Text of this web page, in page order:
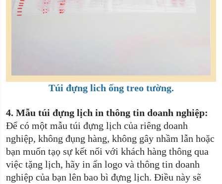
Túi đựng lich ống treo tường.
4. Mẫu túi đựng lịch in thông tin doanh nghiệp:
Để có một mẫu túi đựng lịch của riêng doanh
nghiệp, không đụng hàng, không gây nhầm lẫn hoặc
bạn muốn tạọ sự kết nối với khách hàng thông qua
việc tặng lịch, hãy in ấn logo và thông tin doanh
nghiệp của bạn lên bao bì đựng lịch. Điều này sẽ